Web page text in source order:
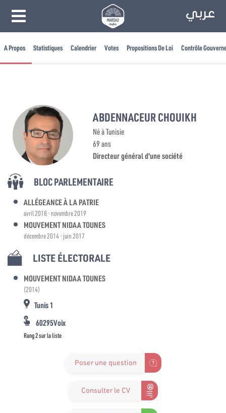
A Propos Statistiques Calendrier Votes Propositions De Loi Contrôle
ABDENNACEUR CHOUIKH
Né à Tunisie
69 ans
Directeur général d'une société
BLOC PARLEMENTAIRE
ALLÉGEANCE À LA PATRIE
avril 2018 - novembre 2019
MOUVEMENT NIDAA TOUNES
décembre 2014 - juin 2017
LISTE ÉLECTORALE
MOUVEMENT NIDAA TOUNES
(2014)
Tunis 1
60295Voix
Rang 2 sur la liste
Poser une question
Consulter le CV